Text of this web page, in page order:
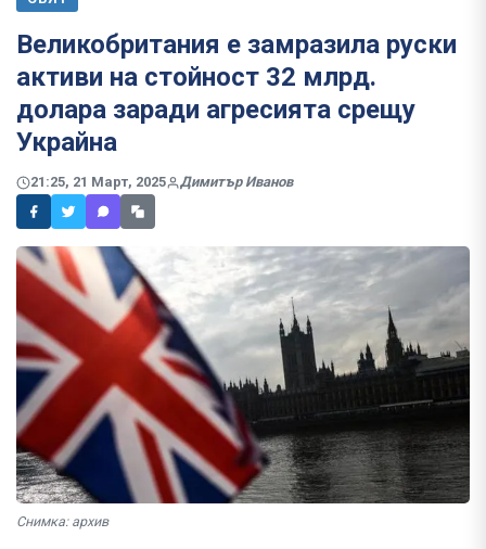
Великобритания е замразила руски
активи на стойност 32 млрд.
долара заради агресията срещу
Украйна
21:25, 21 Март, 2025 Димитър Иванов
Снимка: архив